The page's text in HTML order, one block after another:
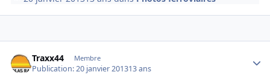
Traxx44 Membre
Publication:20 janvier 201313 ans